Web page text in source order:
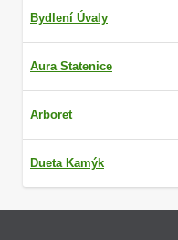
Bydlení Úvaly
Aura Statenice
Arboret
Dueta Kamýk